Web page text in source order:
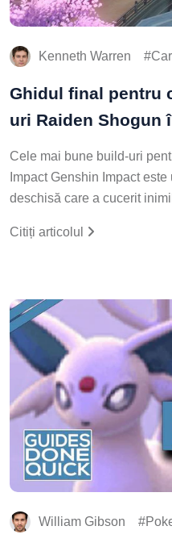
Kenneth Warren
Ghidul final pentru
uri Raiden Shogun
Cele mai bune build-uri
Impact Genshin Impact
deschisă care a cucerit
Citiți articolul
William Gibson